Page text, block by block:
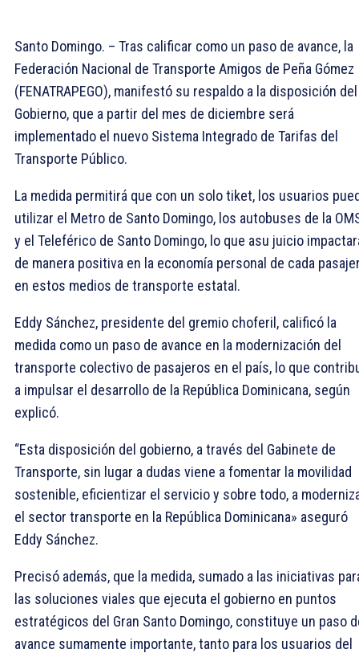
Santo Domingo. – Tras calificar como un paso de avance, la
Federación Nacional de Transporte Amigos de Peña Gómez
(FENATRAPEGO), manifestó su respaldo a la disposición del
Gobierno, que a partir del mes de diciembre será
implementado el nuevo Sistema Integrado de Tarifas del
Transporte Público.
La medida permitirá que con un solo tiket, los usuarios
utilizar el Metro de Santo Domingo, los autobuses de la
y el Teleférico de Santo Domingo, lo que asu juicio
de manera positiva en la economía personal de cada
en estos medios de transporte estatal.
Eddy Sánchez, presidente del gremio choferil, calificó la
medida como un paso de avance en la modernización del
transporte colectivo de pasajeros en el país, lo que
a impulsar el desarrollo de la República Dominicana, según
explicó.
“Esta disposición del gobierno, a través del Gabinete de
Transporte, sin lugar a dudas viene a fomentar la movilidad
sostenible, eficientizar el servicio y sobre todo, a
el sector transporte en la República Dominicana» aseguró
Eddy Sánchez.
Precisó además, que la medida, sumado a las iniciativas
las soluciones viales que ejecuta el gobierno en puntos
estratégicos del Gran Santo Domingo, constituye un paso
avance sumamente importante, tanto para los usuarios del